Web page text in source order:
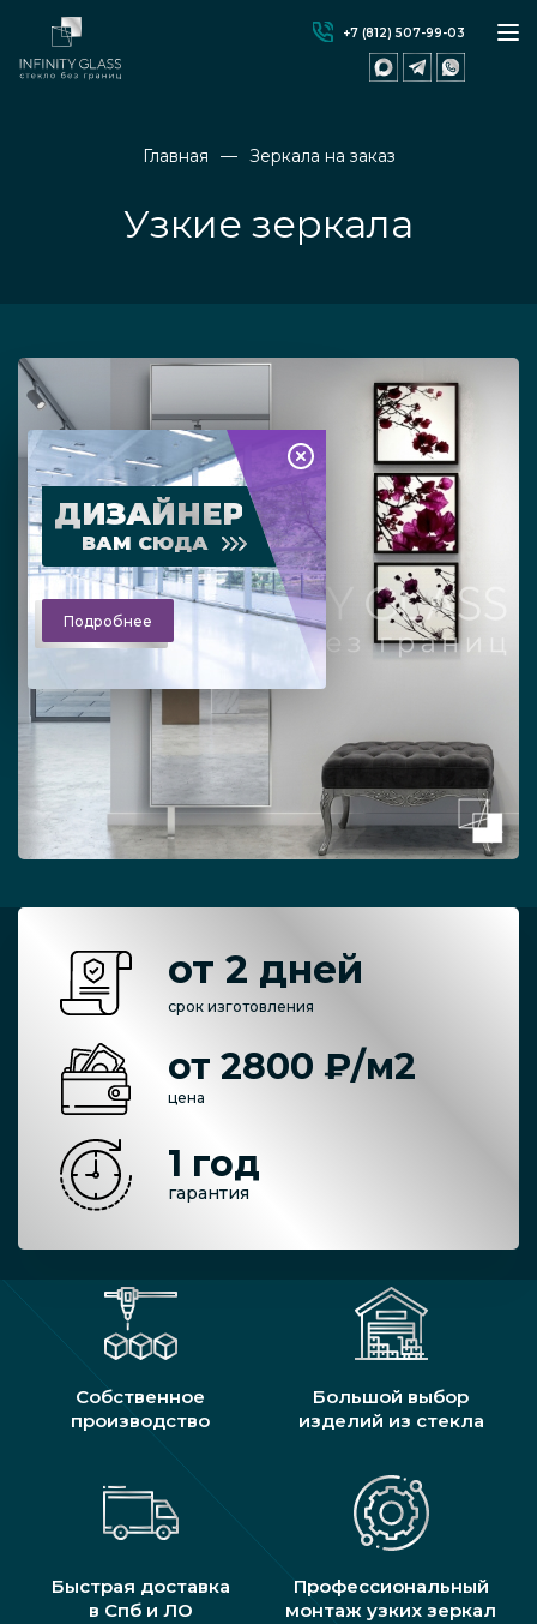
+7 (812) 507-99-03
Главная Зеркала на заказ
Узкие зеркала
ДИЗАЙНЕР
ВАМ СЮДА
Подробнее
от 2 дней
срок изготовления
от 2800 ₽/м2
цена
1 год
гарантия
Собственное
производство
Большой выбор
изделий из стекла
Быстрая доставка
в Спб и ЛО
Профессиональный
монтаж узких зеркал